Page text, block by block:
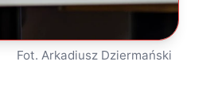
Fot. Arkadiusz Dziermański